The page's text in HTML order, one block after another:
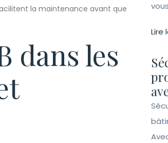
la maintenance avant que
dans les
Lire